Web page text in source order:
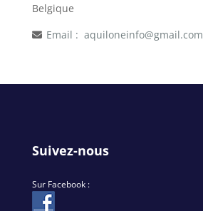
Belgique
Email : aquiloneinfo@gmail.com
Suivez-nous
Sur Facebook :